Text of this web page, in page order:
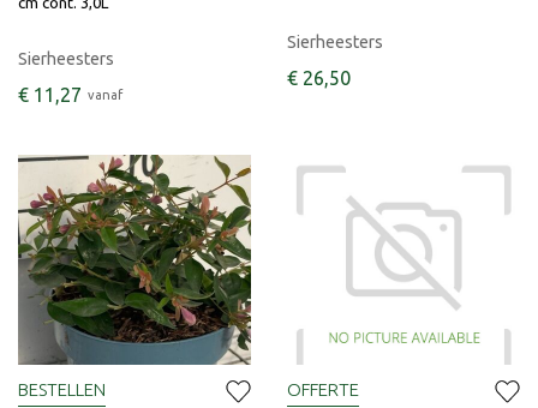
Sierheesters
vanaf
€ 11 ,27
Sierheesters
€ 26,50
BESTELLEN OFFERTE